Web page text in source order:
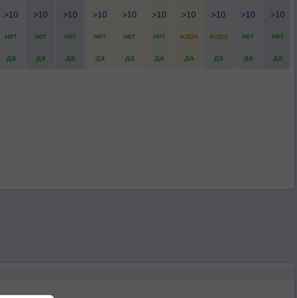
>10 >10 >10 >10 >10 >10 >10 >10 >10 >10
нет нет нет нет нет нет жара жара нет нет
да да да да да да да да да да